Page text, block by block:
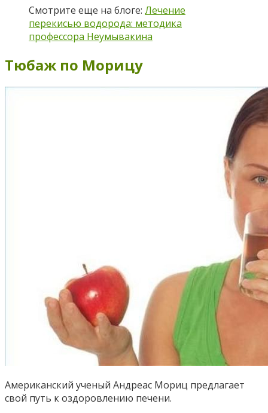
Смотрите еще на блоге: Лечение
перекисью водорода: методика
профессора Неумывакина
Тюбаж по Морицу
Американский ученый Андреас Мориц предлагает
свой путь к оздоровлению печени.